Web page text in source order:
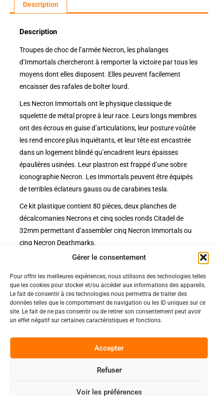
Gérer le consentement
Pour offrir les meilleures expériences, nous utilisons des technologies telles
que les cookies pour stocker et/ou accéder aux informations des appareils.
Le fait de consentir à ces technologies nous permettra de traiter des
données telles que le comportement de navigation ou les ID uniques sur ce
site. Le fait de ne pas consentir ou de retirer son consentement peut avoir
un effet négatif sur certaines caractéristiques et fonctions.
Accepter
Refuser
Voir les préférences
Description
Description
Troupes de choc de l’armée Necron, les phalanges
d’Immortals chercheront à remporter la victoire par tous les
moyens dont elles disposent. Elles peuvent facilement
encaisser des rafales de bolter lourd.
Les Necron Immortals ont le physique classique de
squelette de métal propre à leur race. Leurs longs membres
ont des écrous en guise d’articulations, leur posture voûtée
les rend encore plus inquiétants, et leur tête est encastrée
dans un logement blindé qu’encadrent leurs épaisses
épaulières usinées. Leur plastron est frappé d’une sobre
iconographie Necron. Les Immortals peuvent être équipés
de terribles éclateurs gauss ou de carabines tesla.
Ce kit plastique contient 80 pièces, deux planches de
décalcomanies Necrons et cinq socles ronds Citadel de
32mm permettant d’assembler cinq Necron Immortals ou
cinq Necron Deathmarks.
Nos pages
Nos évènements
Nous contacter
Politiques
Politique de confidentialité
Nos conditions de vente et livraison
Code de conduite